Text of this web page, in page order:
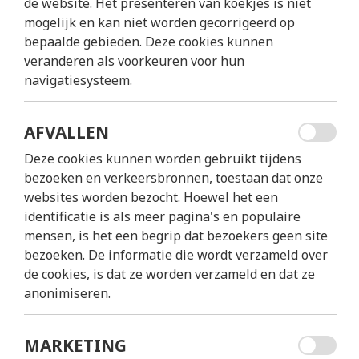
Naam *
Bericht *
mogelijk en kan niet worden gecorrigeerd op
bepaalde gebieden. Deze cookies kunnen
veranderen als voorkeuren voor hun
navigatiesysteem.
AFVALLEN
Deze cookies kunnen worden gebruikt tijdens
bezoeken en verkeersbronnen, toestaan dat onze
websites worden bezocht. Hoewel het een
identificatie is als meer pagina's en populaire
mensen, is het een begrip dat bezoekers geen site
bezoeken. De informatie die wordt verzameld over
de cookies, is dat ze worden verzameld en dat ze
anonimiseren.
MARKETING